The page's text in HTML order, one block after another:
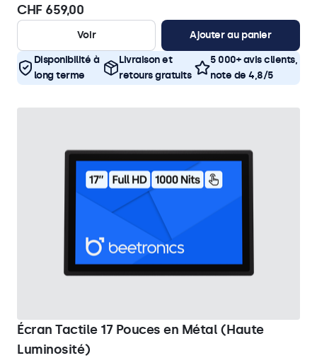
CHF 659,00
Voir Ajouter au panier
Disponibilité à
long terme
Livraison et
retours gratuits
5 000+ avis clients,
note de 4,8/5
Écran Tactile 17 Pouces en Métal (Haute
Luminosité)